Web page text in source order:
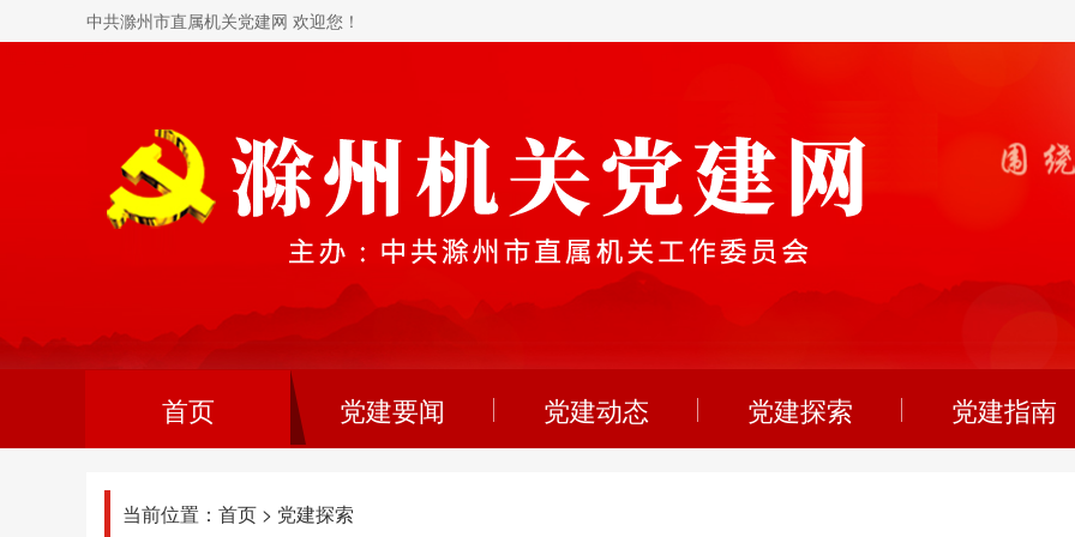
中共滁州市直属机关党建网 欢迎您！
首页 党建要闻 党建动态 党建探索 党建指南
当前位置： 首页 > 党建探索